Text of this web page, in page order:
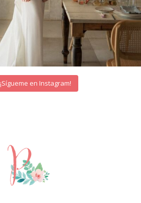
¡Sígueme en Instagram!